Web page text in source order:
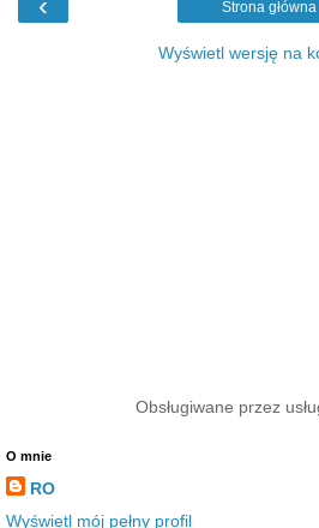
Strona główna
Wyświetl wersję na
Obsługiwane przez
O mnie
RO
Wyświetl mój pełny profil